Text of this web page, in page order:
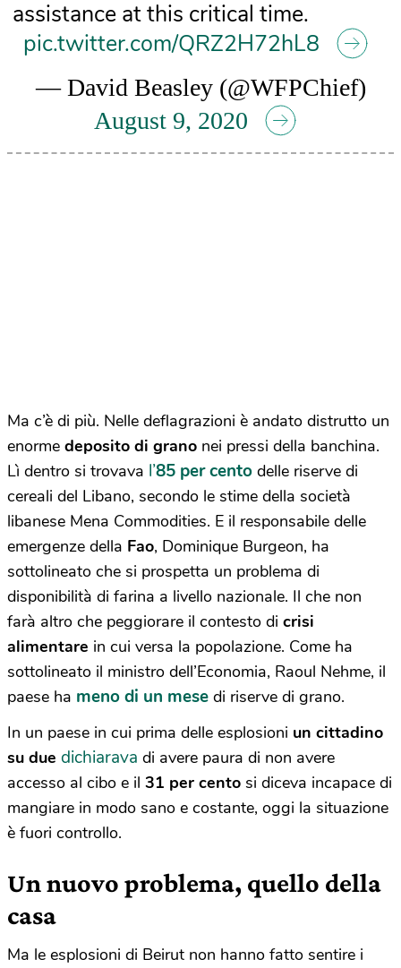
assistance at this critical time.
pic.twitter.com/QRZ2H72hL8
— David Beasley (@WFPChief)
August 9, 2020
Ma c’è di più. Nelle deflagrazioni è andato distrutto un
enorme deposito di grano nei pressi della banchina.
Lì dentro si trovava l’85 per cento delle riserve di
cereali del Libano, secondo le stime della società
libanese Mena Commodities. E il responsabile delle
emergenze della Fao, Dominique Burgeon, ha
sottolineato che si prospetta un problema di
disponibilità di farina a livello nazionale. Il che non
farà altro che peggiorare il contesto di crisi
alimentare in cui versa la popolazione. Come ha
sottolineato il ministro dell’Economia, Raoul Nehme, il
paese ha meno di un mese di riserve di grano.
In un paese in cui prima delle esplosioni un cittadino
su due dichiarava di avere paura di non avere
accesso al cibo e il 31 per cento si diceva incapace di
mangiare in modo sano e costante, oggi la situazione
è fuori controllo.
Un nuovo problema, quello della
casa
Ma le esplosioni di Beirut non hanno fatto sentire i